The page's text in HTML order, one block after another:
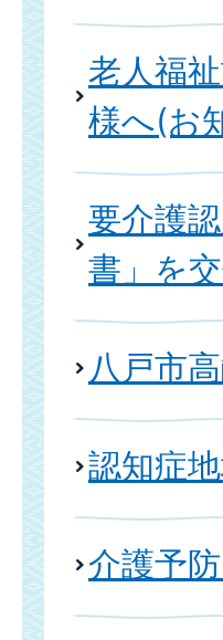
老人福
様へ(お
要介護
書」を
八戸市
認知症
介護予